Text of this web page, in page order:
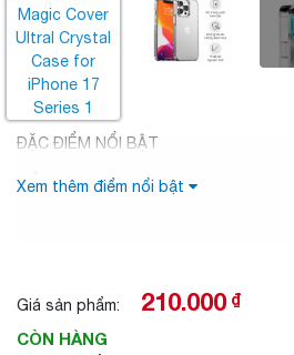
ĐẶC ĐIỂM NỔI BẬT
Xem thêm điểm nổi bật
Giá sản phẩm:
210.000₫
CÒN HÀNG